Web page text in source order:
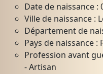
Date de naissance :
Ville de naissance :
Département de
Pays de naissance :
Profession avant
- Artisan